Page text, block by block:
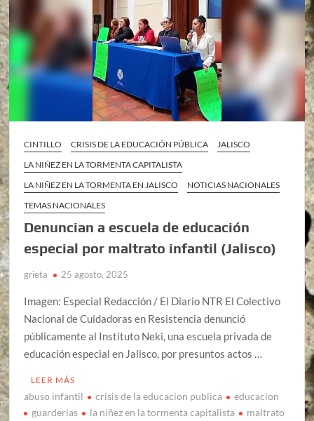
CINTILLO CRISIS DE LA EDUCACIÓN PÚBLICA
JALISCO
LA NIÑEZ EN LA TORMENTA CAPITALISTA
LA NIÑEZ EN LA TORMENTA EN JALISCO
NOTICIAS NACIONALES
TEMAS NACIONALES
Denuncian a escuela de educación
especial por maltrato infantil (Jalisco)
grieta 25 agosto, 2025
Imagen: Especial Redacción / El Diario NTR El Colectivo
Nacional de Cuidadoras en Resistencia denunció
públicamente al Instituto Neki, una escuela privada de
educación especial en Jalisco, por presuntos actos …
LEER MÁS
abuso infantil crisis de la educacion publica
educacion
guarderias
la niñez en la tormenta capitalista
maltrato